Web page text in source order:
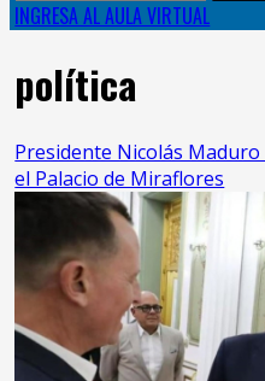
INGRESA AL AULA VIRTUAL
política
Presidente Nicolás
el Palacio de Miraflores